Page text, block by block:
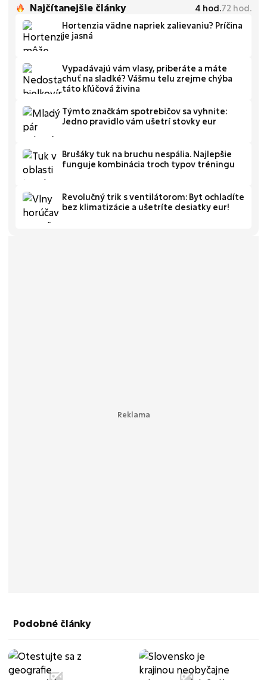
Najčítanejšie články 4 hod.72 hod.
Hortenzia vädne napriek zalievaniu? Príčina
je jasná
Vypadávajú vám vlasy, priberáte a máte
chuť na sladké? Vášmu telu zrejme chýba
táto kľúčová živina
Týmto značkám spotrebičov sa vyhnite:
Jedno pravidlo vám ušetrí stovky eur
Brušáky tuk na bruchu nespália. Najlepšie
funguje kombinácia troch typov tréningu
Revolučný trik s ventilátorom: Byt ochladíte
bez klimatizácie a ušetríte desiatky eur!
Podobné články